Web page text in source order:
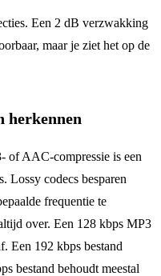
Een 2 dB verzwakking
maar je ziet het op de
herkennen
of AAC-compressie is een
Lossy codecs besparen
frequentie te
over. Een 128 kbps MP3
Een 192 kbps bestand
bestand behoudt meestal